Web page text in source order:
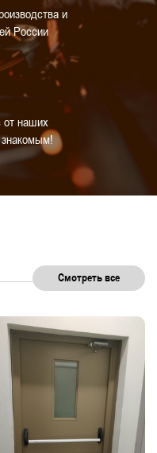
и
России
от наших
знакомым!
Смотреть все